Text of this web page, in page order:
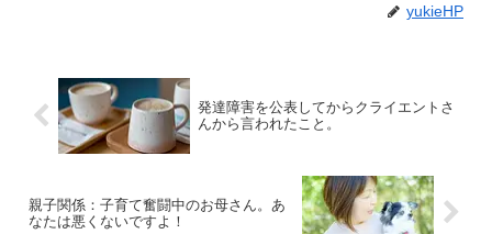
yukieHP
発達障害を公表してからクライエントさ
んから言われたこと。
親子関係：子育て奮闘中のお母さん。あ
なたは悪くないですよ！